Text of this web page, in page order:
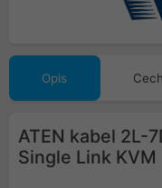
Opis
ATEN kabel 2L-
Single Link KVM